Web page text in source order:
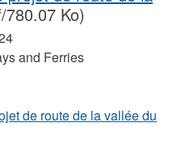
780.07 Ko)
and Ferries
de route de la vallée du